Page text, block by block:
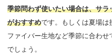
季節問わず使いたい場合は、サ
がおすすめです。もしくは夏場は
ファイバー生地など季節に合わ
でしょう。